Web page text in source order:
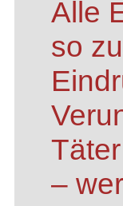
Alle
so
–